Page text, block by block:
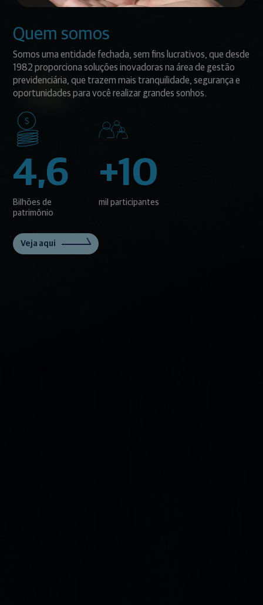
Quem somos
Somos uma entidade fechada, sem fins lucrativos, que desde
1982 proporciona soluções inovadoras na área de gestão
previdenciária, que trazem mais tranquilidade, segurança e
oportunidades para você realizar grandes sonhos.
4,6
Bilhões de
patrimônio
+10
mil participantes
Veja aqui